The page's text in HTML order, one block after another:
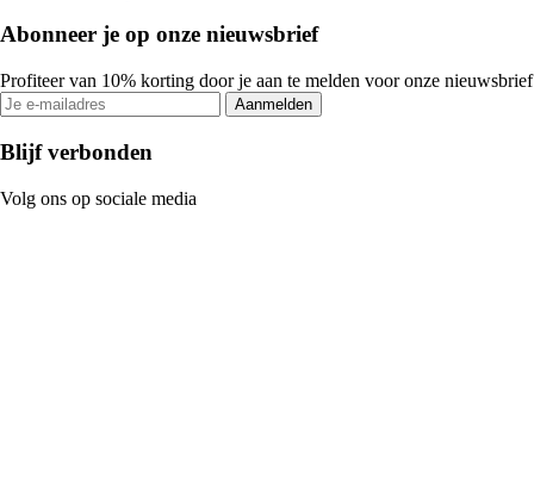
Abonneer je op onze nieuwsbrief
Profiteer van 10% korting door je aan te melden voor onze nieuwsbrief
Aanmelden
Blijf verbonden
Volg ons op sociale media